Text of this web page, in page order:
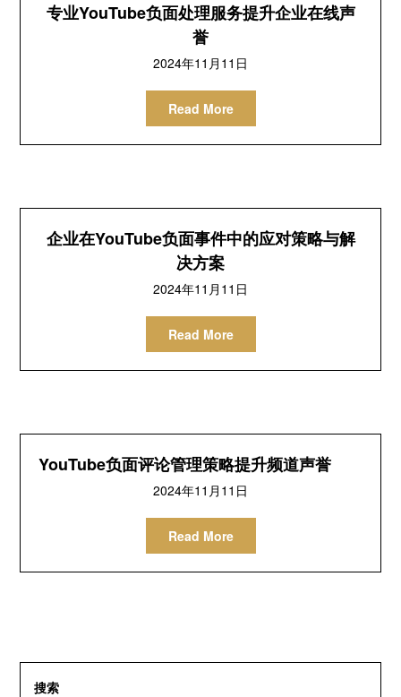
专业YouTube负面处理服务提升企业在线声
誉
2024年11月11日
Read More
企业在YouTube负面事件中的应对策略与解
决方案
2024年11月11日
Read More
YouTube负面评论管理策略提升频道声誉
2024年11月11日
Read More
搜索